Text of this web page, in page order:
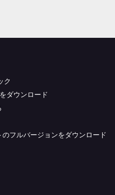
ク
ダウンロード
フルバージョンをダウンロード